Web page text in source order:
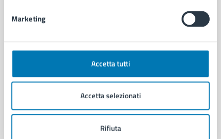
Marketing
Accetta tutti
Accetta selezionati
Rifiuta
AMMINISTRAZIONE
Organi di governo
Enti e fondazioni
Personale amministrativo
Intranet, posta aziendale e protocollo